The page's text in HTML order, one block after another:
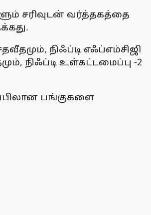
சரிவுடன் வர்த்தகத்தை
நிஃப்டி எஃப்எம்சிஜி
நிஃப்டி உள்கட்டமைப்பு -2
பங்குகளை